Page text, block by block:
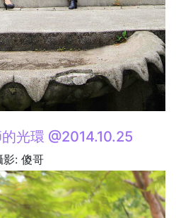
光環 @2014.10.25
影: 傻哥